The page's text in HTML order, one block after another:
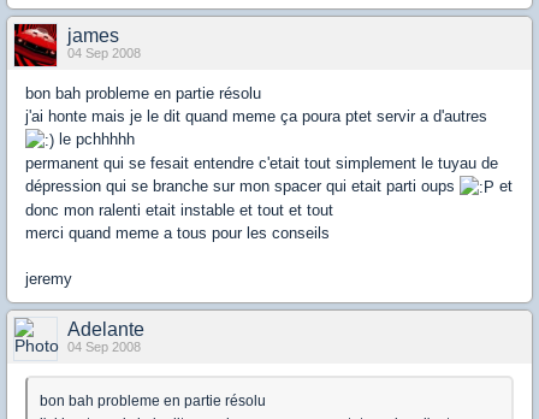
james
04 Sep 2008
bon bah probleme en partie résolu
j'ai honte mais je le dit quand meme ça poura ptet servir a d'autres
le pchhhhh
permanent qui se fesait entendre c'etait tout simplement le tuyau de
dépression qui se branche sur mon spacer qui etait parti oups
et
donc mon ralenti etait instable et tout et tout
merci quand meme a tous pour les conseils
jeremy
Adelante
04 Sep 2008
bon bah probleme en partie résolu